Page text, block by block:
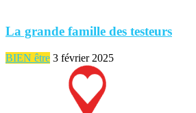
La grande famille des testeurs
BIEN être 3 février 2025